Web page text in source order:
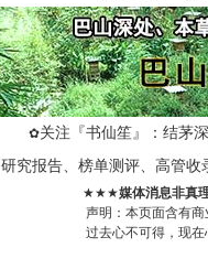
✿关注『书仙笙』：结茅
研究报告、榜单测评、高管
★★★媒体消息非真
声明：本页面含有商
过去心不可得，现在